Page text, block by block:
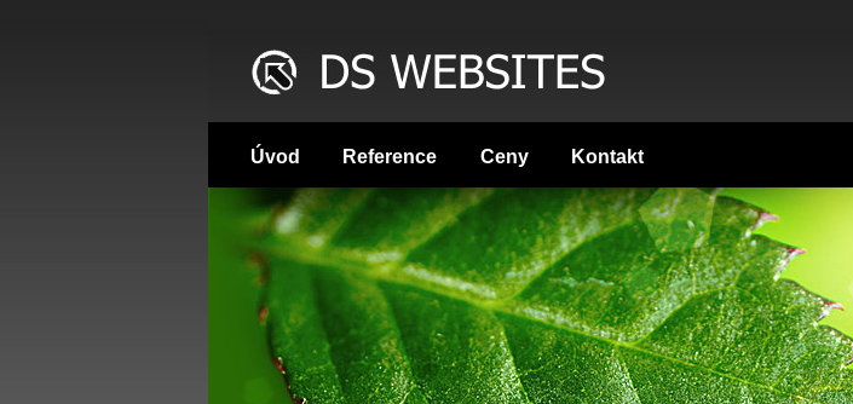
Úvod Reference Ceny Kontakt